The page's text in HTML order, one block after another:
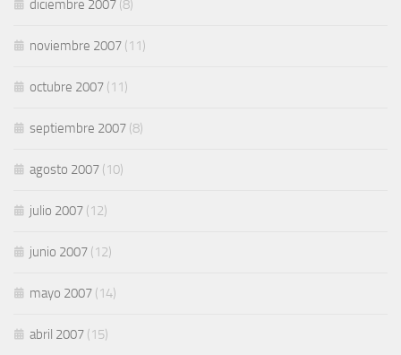
diciembre 2007 (8)
noviembre 2007 (11)
octubre 2007 (11)
septiembre 2007 (8)
agosto 2007 (10)
julio 2007 (12)
junio 2007 (12)
mayo 2007 (14)
abril 2007 (15)